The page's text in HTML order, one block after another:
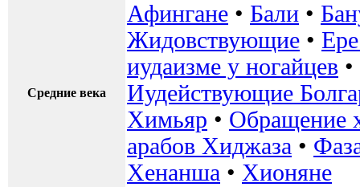
Средние века
Афингане • Бали •
Жидовствующие •
иудаизме у ногайцев •
Иудействующие
Химьяр • Обращение
арабов Хиджаза •
Хенанша • Хионяне